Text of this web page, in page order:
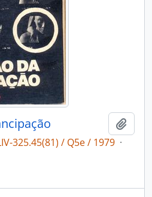
325.45(81) / Q5e / 1979 ·